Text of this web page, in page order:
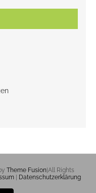
Theme Fusion|All Rights
| Datenschutzerklärung